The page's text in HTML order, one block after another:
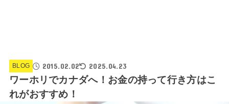
BLOG 2015.02.02 2025.04.23
ワーホリでカナダへ！お金の持って行き方はこ
れがおすすめ！